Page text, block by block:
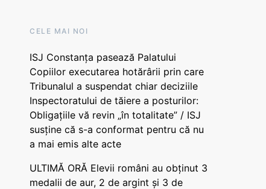
CELE MAI NOI
ISJ Constanța pasează Palatului
Copiilor executarea hotărârii prin care
Tribunalul a suspendat chiar deciziile
Inspectoratului de tăiere a posturilor:
Obligațiile vă revin „în totalitate” / ISJ
susține că s-a conformat pentru că nu
a mai emis alte acte
ULTIMĂ ORĂ Elevii români au obținut 3
medalii de aur, 2 de argint și 3 de